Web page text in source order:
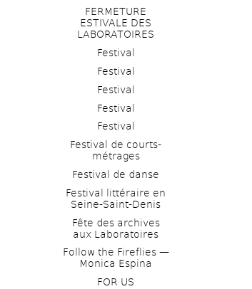
FERMETURE
ESTIVALE DES
LABORATOIRES
Festival
Festival
Festival
Festival
Festival
Festival de courts-
métrages
Festival de danse
Festival littéraire en
Seine-Saint-Denis
Fête des archives
aux Laboratoires
Follow the Fireflies —
Monica Espina
FOR US